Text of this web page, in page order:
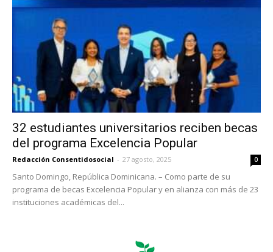
32 estudiantes universitarios reciben becas
del programa Excelencia Popular
Redacción Consentidosocial - 27 agosto, 2025 0
Santo Domingo, República Dominicana. – Como parte de su
programa de becas Excelencia Popular y en alianza con más de 23
instituciones académicas del...